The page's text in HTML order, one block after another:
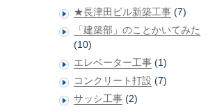
★長津田ビル新築工事 (7)
「建築部」のことかいてみた
(10)
エレベーター工事 (1)
コンクリート打設 (7)
サッシ工事 (2)